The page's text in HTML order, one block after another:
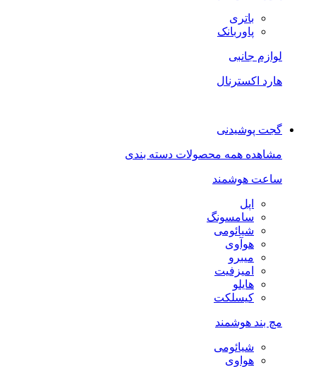
باتری
پاوربانک
لوازم جانبی
هارد اکسترنال
گجت پوشیدنی
مشاهده همه محصولات دسته بندی
ساعت هوشمند
اپل
سامسونگ
شیائومی
هوآوی
میبرو
امیزفیت
هایلو
کیسلکت
مچ بند هوشمند
شیائومی
هواوی